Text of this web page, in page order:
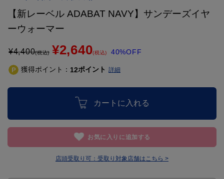
【新レーベル ADABAT NAVY】サンデーズイヤ
ーウォーマー
¥4,400(税込) ¥2,640(税込) 40%OFF
獲得ポイント： 12ポイント 詳細
カートに入れる
お気に入りに追加する
店頭受取り可： 受取り対象店舗はこちら >